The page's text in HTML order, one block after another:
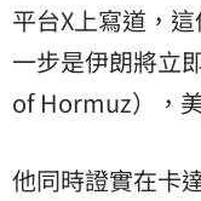
平台X上寫道，
一步是伊朗將立
of Hormuz），
他同時證實在卡